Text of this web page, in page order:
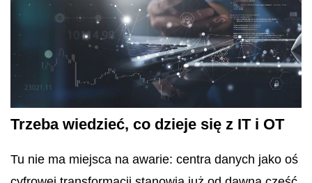
Trzeba wiedzieć, co dzieje się z IT i OT
Tu nie ma miejsca na awarie: centra danych jako oś